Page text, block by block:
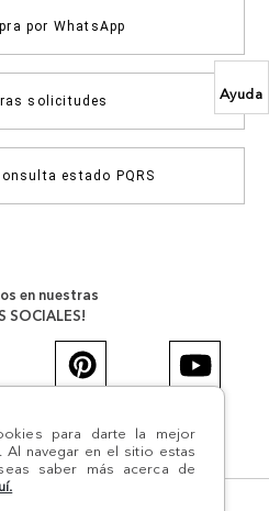
Ayuda
para darte la mejor
Al navegar en el sitio estas
saber más acerca de
por WhatsApp
solicitudes
estado PQRS
en nuestras
SOCIALES!